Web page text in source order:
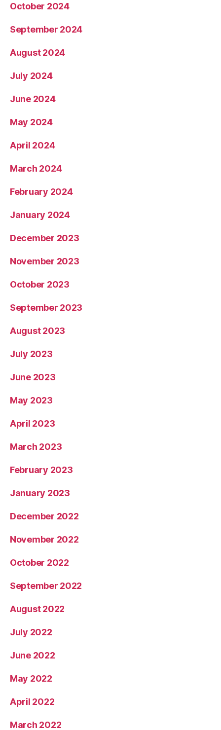
October 2024
September 2024
August 2024
July 2024
June 2024
May 2024
April 2024
March 2024
February 2024
January 2024
December 2023
November 2023
October 2023
September 2023
August 2023
July 2023
June 2023
May 2023
April 2023
March 2023
February 2023
January 2023
December 2022
November 2022
October 2022
September 2022
August 2022
July 2022
June 2022
May 2022
April 2022
March 2022